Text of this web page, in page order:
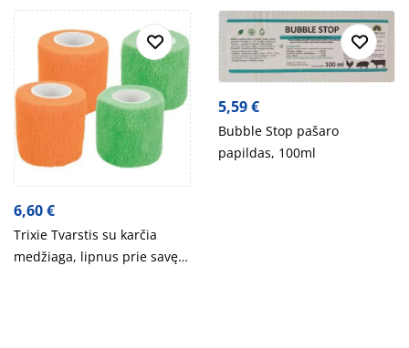
6,60€
Trixie Tvarstis su karčia
medžiaga, lipnus prie savęs,
5,59€
Bubble Stop pašaro
papildas, 100ml